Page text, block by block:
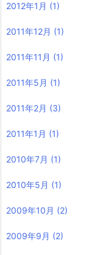
2012年1月 (1)
2011年12月 (1)
2011年11月 (1)
2011年5月 (1)
2011年2月 (3)
2011年1月 (1)
2010年7月 (1)
2010年5月 (1)
2009年10月 (2)
2009年9月 (2)